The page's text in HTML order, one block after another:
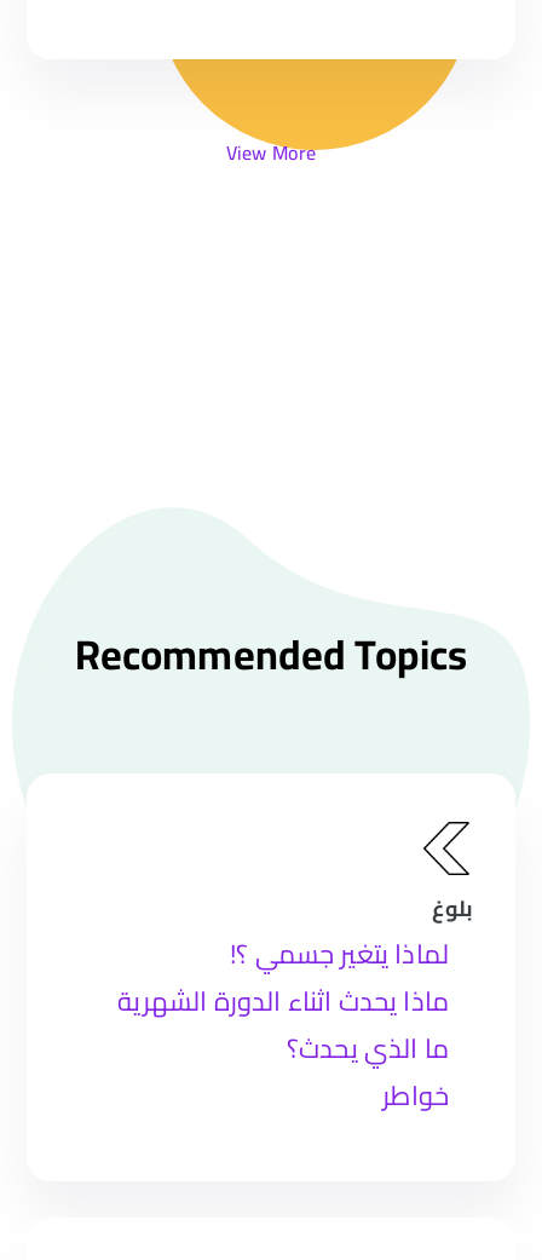
View More
Recommended Topics
بلوغ
لماذا يتغير جسمي ؟!
ماذا يحدث اثناء الدورة الشهرية
ما الذي يحدث؟
خواطر